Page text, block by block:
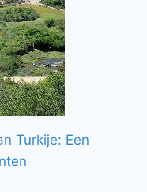
Turkije: Een